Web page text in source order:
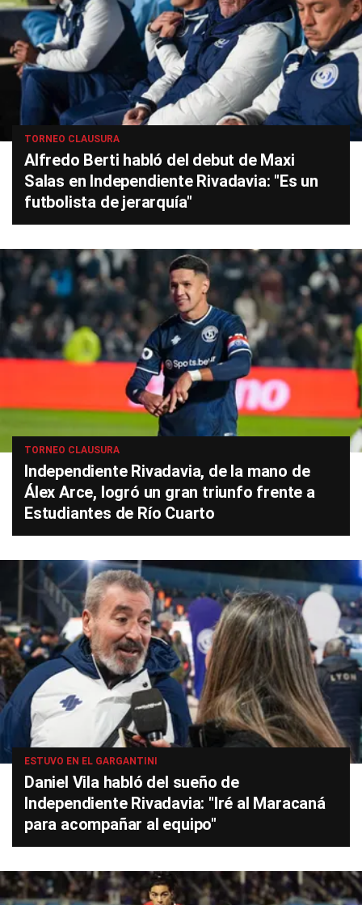
TORNEO CLAUSURA
Alfredo Berti habló del debut de Maxi
Salas en Independiente Rivadavia: "Es un
futbolista de jerarquía"
TORNEO CLAUSURA
Independiente Rivadavia, de la mano de
Álex Arce, logró un gran triunfo frente a
Estudiantes de Río Cuarto
ESTUVO EN EL GARGANTINI
Daniel Vila habló del sueño de
Independiente Rivadavia: "Iré al Maracaná
para acompañar al equipo"